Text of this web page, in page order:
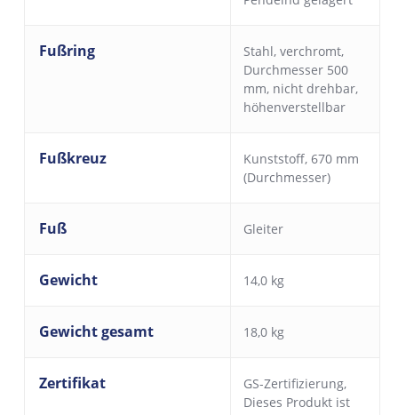
Fußring
Stahl, verchromt,
Durchmesser 500
mm, nicht drehbar,
höhenverstellbar
Fußkreuz
Kunststoff, 670 mm
(Durchmesser)
Fuß Gleiter
Gewicht 14,0 kg
Gewicht gesamt 18,0 kg
Zertifikat GS-Zertifizierung,
Dieses Produkt ist